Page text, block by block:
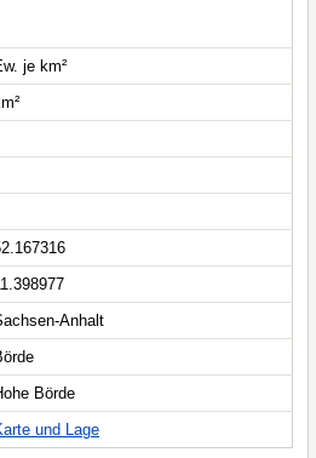
je km²
Anhalt
Börde
und Lage